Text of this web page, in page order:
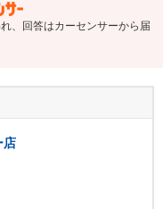
、回答はカーセンサーから届
店